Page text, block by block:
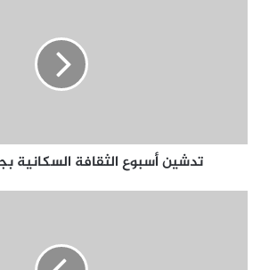
تدشين أسبوع الثقافة السكانية